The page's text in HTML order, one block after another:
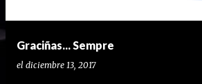
Graciñas... Sempre
el diciembre 13, 2017